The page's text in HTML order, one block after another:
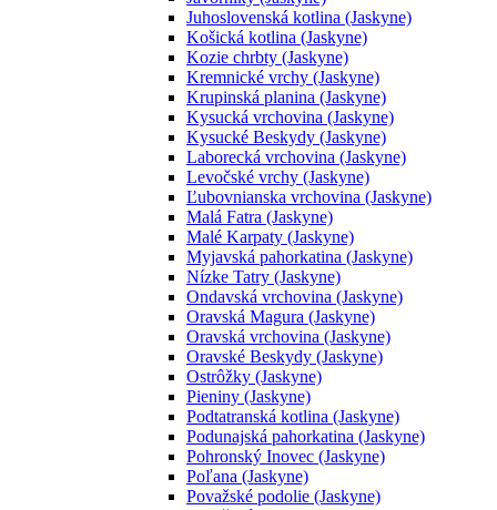
Juhoslovenská kotlina (Jaskyne)
Košická kotlina (Jaskyne)
Kozie chrbty (Jaskyne)
Kremnické vrchy (Jaskyne)
Krupinská planina (Jaskyne)
Kysucká vrchovina (Jaskyne)
Kysucké Beskydy (Jaskyne)
Laborecká vrchovina (Jaskyne)
Levočské vrchy (Jaskyne)
Ľubovnianska vrchovina (Jaskyne)
Malá Fatra (Jaskyne)
Malé Karpaty (Jaskyne)
Myjavská pahorkatina (Jaskyne)
Nízke Tatry (Jaskyne)
Ondavská vrchovina (Jaskyne)
Oravská Magura (Jaskyne)
Oravská vrchovina (Jaskyne)
Oravské Beskydy (Jaskyne)
Ostrôžky (Jaskyne)
Pieniny (Jaskyne)
Podtatranská kotlina (Jaskyne)
Podunajská pahorkatina (Jaskyne)
Pohronský Inovec (Jaskyne)
Poľana (Jaskyne)
Považské podolie (Jaskyne)